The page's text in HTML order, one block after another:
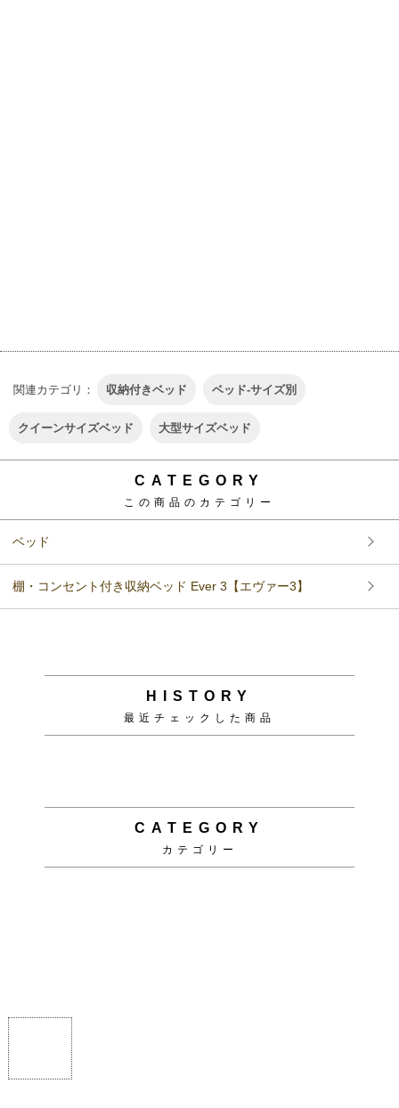
関連カテゴリ： 収納付きベッド ベッド-サイズ別
クイーンサイズベッド 大型サイズベッド
CATEGORY
この商品のカテゴリー
ベッド
棚・コンセント付き収納ベッド Ever 3【エヴァー3】
HISTORY
最近チェックした商品
CATEGORY
カテゴリー